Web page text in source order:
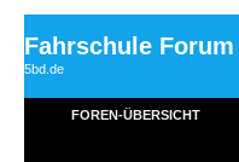
Fahrschule Forum
5bd.de
FOREN-ÜBERSICHT